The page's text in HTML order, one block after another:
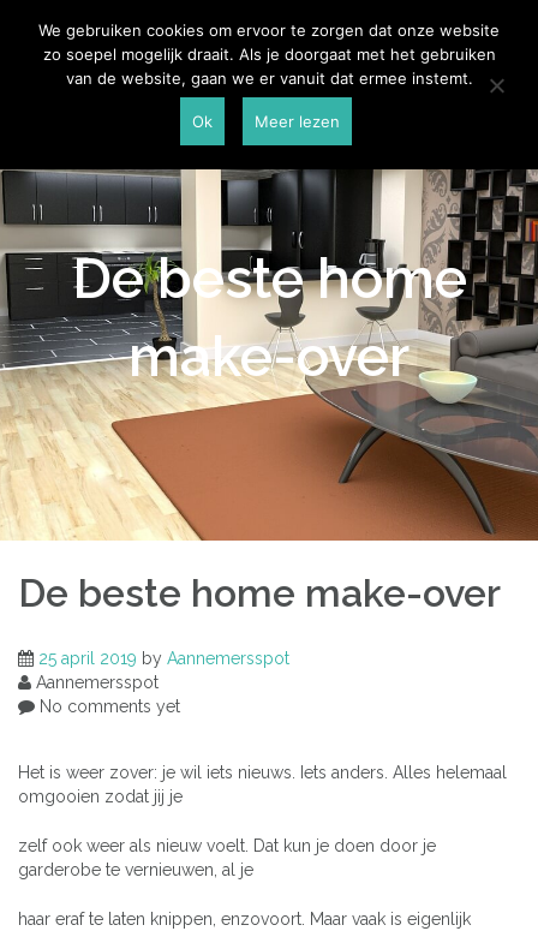
content
Aannemersspot
De beste home
make-over
De beste home make-over
25 april 2019 by Aannemersspot
Aannemersspot
No comments yet
Het is weer zover: je wil iets nieuws. Iets anders. Alles helemaal
omgooien zodat jij je
zelf ook weer als nieuw voelt. Dat kun je doen door je
garderobe te vernieuwen, al je
haar eraf te laten knippen, enzovoort. Maar vaak is eigenlijk
We gebruiken cookies om ervoor te zorgen dat onze website
zo soepel mogelijk draait. Als je doorgaat met het gebruiken
van de website, gaan we er vanuit dat ermee instemt.
Ok Meer lezen